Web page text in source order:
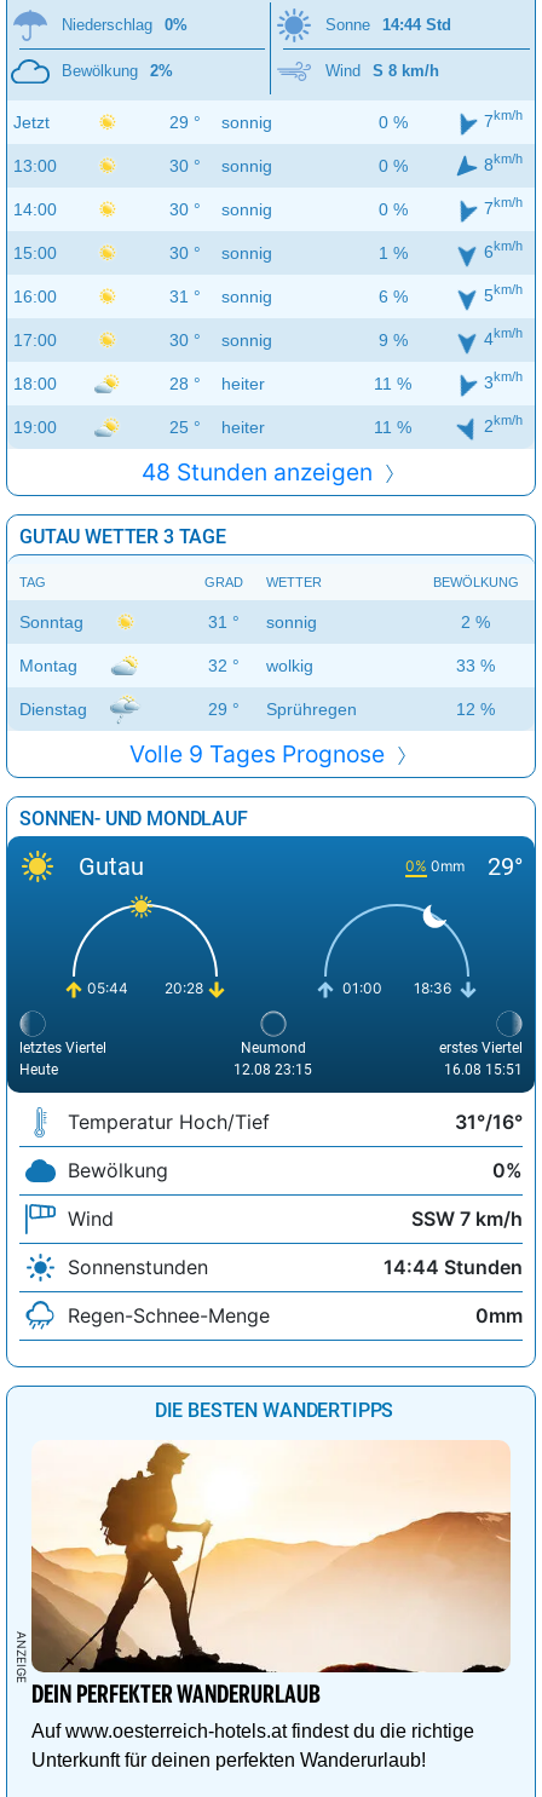
Niederschlag 0%
Bewölkung 2%
Sonne 14:44 Std
Wind S 8 km/h
Jetzt 29 ° sonnig 0 % 7km/h
13:00 30 ° sonnig 0 % 8km/h
14:00 30 ° sonnig 0 % 7km/h
15:00 30 ° sonnig 1 % 6km/h
16:00 31 ° sonnig 6 % 5km/h
17:00 30 ° sonnig 9 % 4km/h
18:00 28 ° heiter 11 % 3km/h
19:00 25 ° heiter 11 % 2km/h
48 Stunden anzeigen
GUTAU WETTER 3 TAGE
TAG GRAD WETTER BEWÖLKUNG
Sonntag 31 ° sonnig 2 %
Montag 32 ° wolkig 33 %
Dienstag 29 ° Sprühregen 12 %
Volle 9 Tages Prognose
SONNEN- UND MONDLAUF
Gutau 0% 0mm 29°
05:44 20:28 01:00 18:36
letztes Viertel
Heute
Neumond
12.08 23:15
erstes Viertel
16.08 15:51
Temperatur Hoch/Tief
31°/16°
Bewölkung
0%
Wind
SSW 7 km/h
Sonnenstunden
14:44 Stunden
Regen-Schnee-Menge
0mm
DIE BESTEN WANDERTIPPS
DEIN PERFEKTER WANDERURLAUB
Auf www.oesterreich-hotels.at findest du die richtige
Unterkunft für deinen perfekten Wanderurlaub!